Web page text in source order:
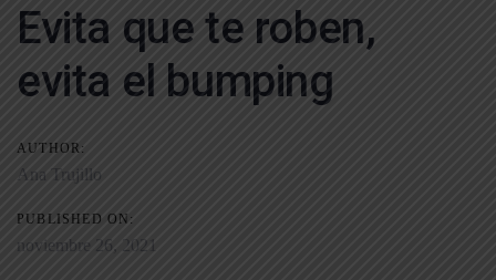
Evita que te roben,
evita el bumping
AUTHOR:
Ana Trujillo
PUBLISHED ON:
noviembre 26, 2021